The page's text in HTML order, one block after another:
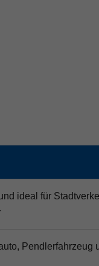
ideal für
Pendlerfahrzeug